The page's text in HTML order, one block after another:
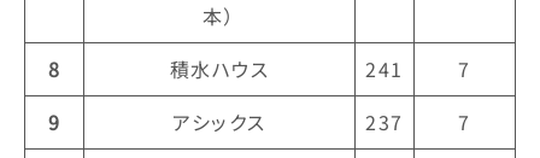
本）
8 積水ハウス 241
7
9
アシックス 237
7